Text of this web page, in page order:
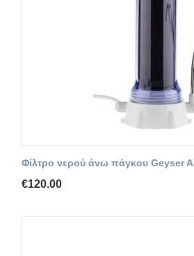
Φίλτρο νερού άνω πάγκου Geyser A
€120.00